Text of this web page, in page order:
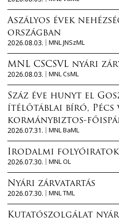
Aszályos évek
országban
2026.08.03.
MNL JNSzML
MNL CSCSVL nyári
2026.08.03.
MNL CsML
Száz éve hunyt el
ítélőtáblai bíró, Pécs
kormánybiztos-
2026.07.31.
MNL BaML
Irodalmi folyóiratok
2026.07.30.
MNL OL
Nyári zárvatartás
2026.07.30.
MNL TML
Kutatószolgálat